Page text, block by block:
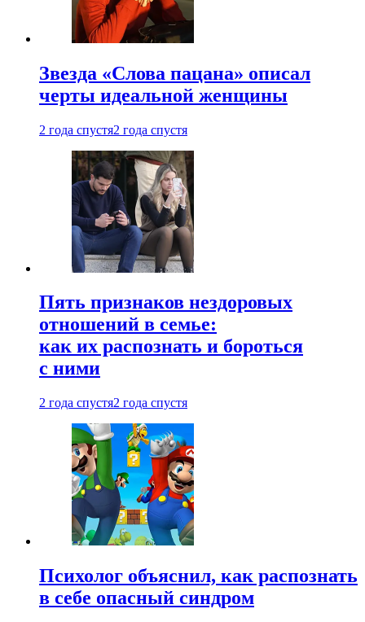
Звезда «Слова пацана» описал
черты идеальной женщины
2 года спустя2 года спустя
Пять признаков нездоровых
отношений в семье:
как их распознать и бороться
с ними
2 года спустя2 года спустя
Психолог объяснил, как распознать
в себе опасный синдром